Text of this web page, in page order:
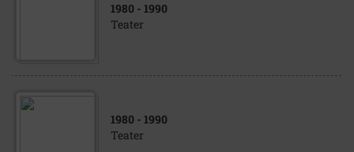
1980 - 1990
Teater
1980 - 1990
Teater